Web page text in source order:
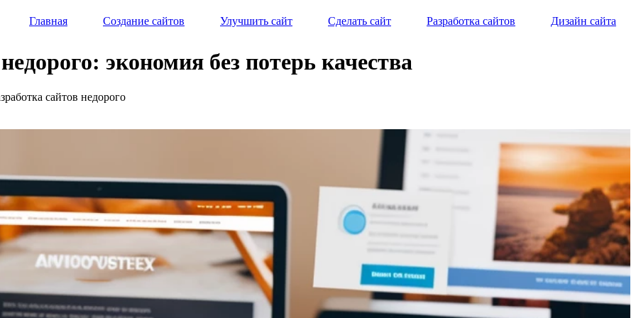
Главная Создание сайтов Улучшить сайт Сделать сайт Разработка сайтов Дизайн сайта
экономия без потерь качества
сайтов недорого